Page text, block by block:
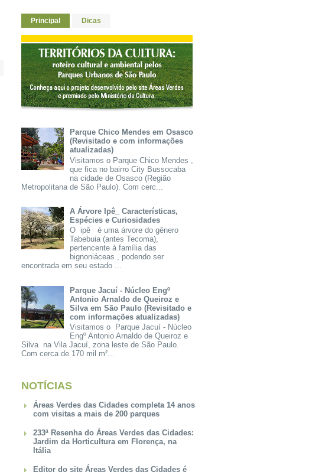
Principal Dicas
Parque Chico Mendes em Osasco
(Revisitado e com informações
atualizadas)
Visitamos o Parque Chico Mendes ,
que fica no bairro City Bussocaba
na cidade de Osasco (Região
Metropolitana de São Paulo). Com cerc...
A Árvore Ipê_ Características,
Espécies e Curiosidades
O ipê é uma árvore do gênero
Tabebuia (antes Tecoma),
pertencente à família das
bignoniáceas , podendo ser
encontrada em seu estado ...
Parque Jacuí - Núcleo Engº
Antonio Arnaldo de Queiroz e
Silva em São Paulo (Revisitado e
com informações atualizadas)
Visitamos o Parque Jacuí - Núcleo
Engº Antonio Arnaldo de Queiroz e
Silva na Vila Jacuí, zona leste de São Paulo.
Com cerca de 170 mil m²...
NOTÍCIAS
Áreas Verdes das Cidades completa 14 anos
com visitas a mais de 200 parques
233ª Resenha do Áreas Verdes das Cidades:
Jardim da Horticultura em Florença, na
Itália
Editor do site Áreas Verdes das Cidades é